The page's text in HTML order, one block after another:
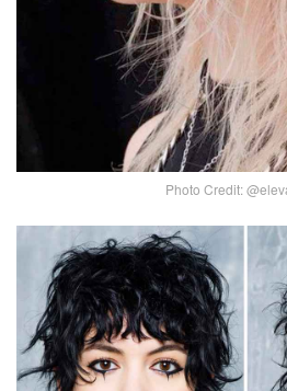
Photo Credit: